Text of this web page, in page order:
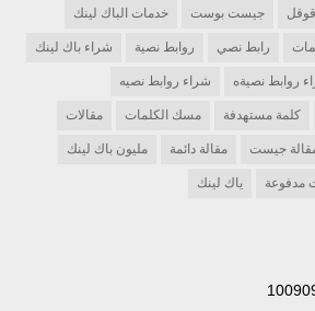
جيست بوست خدمات الباك لينك
رابط نصي روابط نصية شراء باك لينك
روابط نصيةه شراء روابط نصيه
كلمة مستهدفة مسك الكلمات مقالات
جيست مقالة دائمة مليون باك لينك
مدفوعة ياك لينك